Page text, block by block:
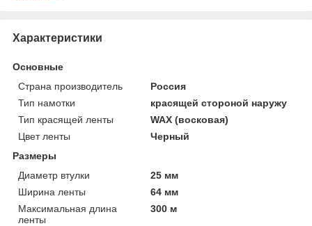
Характеристики
Основные
Страна производитель
Россия
Тип намотки
красящей стороной наружу
Тип красящей ленты
WAX (восковая)
Цвет ленты
Черный
Размеры
Диаметр втулки
25 мм
Ширина ленты
64 мм
Максимальная длина
ленты
300 м